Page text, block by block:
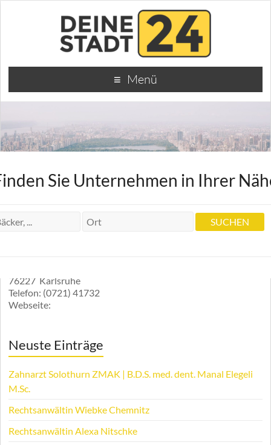
Menü
Sie Unternehmen in Ihrer
76227 Karlsruhe
Telefon: (0721) 41732
Webseite:
Neuste Einträge
Zahnarzt Solothurn ZMAK | B.D.S. med. dent. Manal Elegeli
M.Sc.
Rechtsanwältin Wiebke Chemnitz
Rechtsanwältin Alexa Nitschke